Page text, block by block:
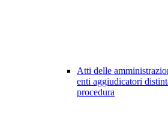
Atti delle
enti aggiudicatori
procedura